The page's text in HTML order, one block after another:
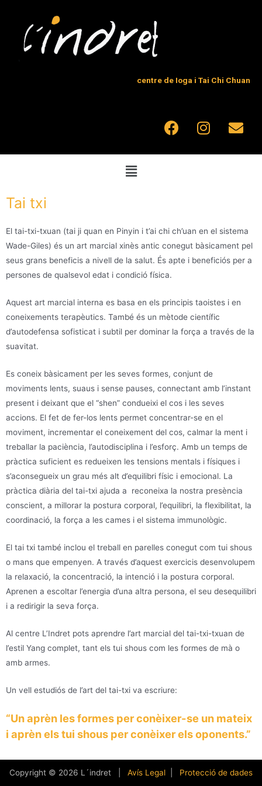
centre de Ioga i Tai Chi Chuan
Tai txi
El tai-txi-txuan (tai ji quan en Pinyin i t’ai chi ch’uan en el sistema
Wade-Giles) és un art marcial xinès antic conegut bàsicament pel
seus grans beneficis a nivell de la salut. És apte i beneficiós per a
persones de qualsevol edat i condició física.
Aquest art marcial interna es basa en els principis taoistes i en
coneixements terapèutics. També és un mètode científic
d’autodefensa sofisticat i subtil per dominar la força a través de la
suavitat.
Es coneix bàsicament per les seves formes, conjunt de
moviments lents, suaus i sense pauses, connectant amb l’instant
present i deixant que el “shen” condueixi el cos i les seves
accions. El fet de fer-los lents permet concentrar-se en el
moviment, incrementar el coneixement del cos, calmar la ment i
treballar la paciència, l’autodisciplina i l’esforç. Amb un temps de
pràctica suficient es redueixen les tensions mentals i físiques i
s’aconsegueix un grau més alt d’equilibri físic i emocional. La
pràctica diària del tai-txi ajuda a reconeixa la nostra presència
conscient, a millorar la postura corporal, l’equilibri, la flexibilitat, la
coordinació, la força a les cames i el sistema immunològic.
El tai txi també inclou el treball en parelles conegut com tui shous
o mans que empenyen. A través d’aquest exercicis desenvolupem
la relaxació, la concentració, la intenció i la postura corporal.
Aprenen a escoltar l’energia d’una altra persona, el seu desequilibri
i a redirigir la seva força.
Al centre L’Indret pots aprendre l’art marcial del tai-txi-txuan de
l’estil Yang complet, tant els tui shous com les formes de mà o
amb armes.
Un vell estudiós de l’art del tai-txi va escriure:
“Un aprèn les formes per conèixer-se un mateix
i aprèn els tui shous per conèixer els oponents.”
Copyright © 2026 L´indret | Avís Legal Protecció de dades